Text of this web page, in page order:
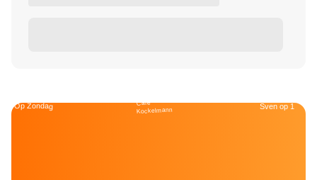
Op Zondag Café
Kockelmann Sven op 1